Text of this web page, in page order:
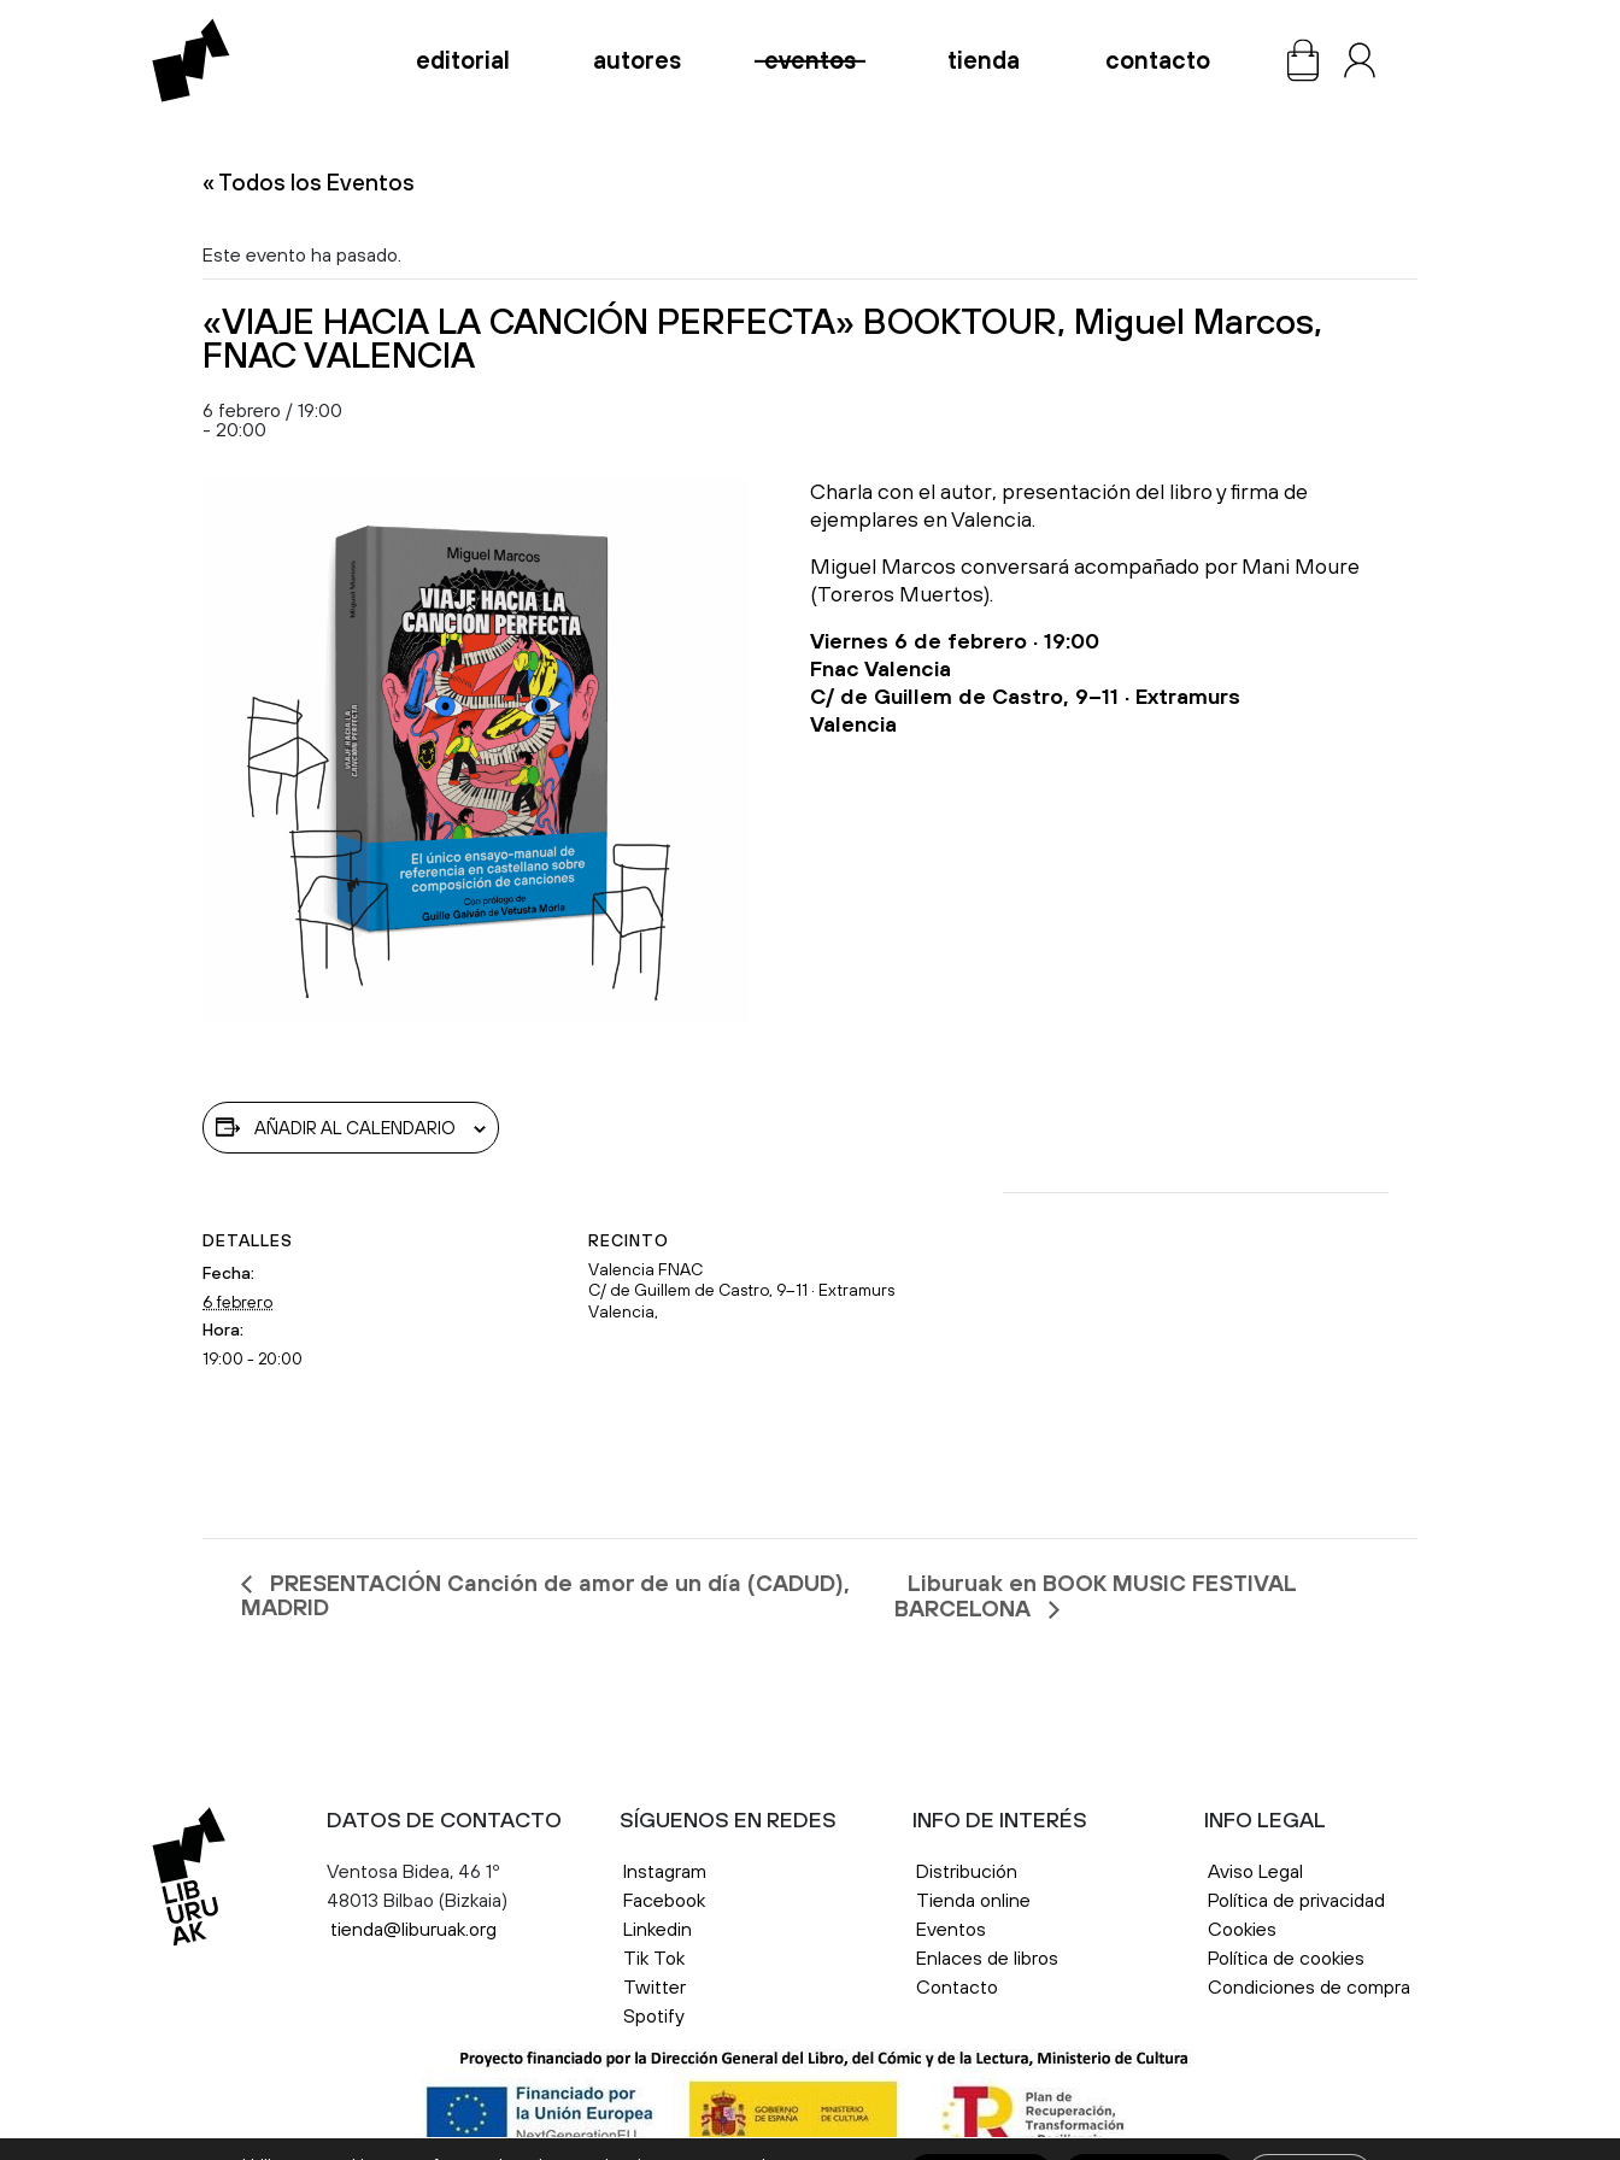
editorial autores eventos tienda contacto
« Todos los Eventos
Este evento ha pasado.
«VIAJE HACIA LA CANCIÓN PERFECTA» BOOKTOUR, Miguel Marcos,
FNAC VALENCIA
6 febrero / 19:00
- 20:00
Charla con el autor, presentación del libro y firma de
ejemplares en Valencia.
Miguel Marcos conversará acompañado por Mani Moure
(Toreros Muertos).
Viernes 6 de febrero · 19:00
Fnac Valencia
C/ de Guillem de Castro, 9–11 · Extramurs
Valencia
AÑADIR AL CALENDARIO
DETALLES
Fecha:
6 febrero
Hora:
19:00 - 20:00
RECINTO
Valencia FNAC
C/ de Guillem de Castro, 9–11 · Extramurs
Valencia,
PRESENTACIÓN Canción de amor de un día (CADUD),
MADRID
Liburuak en BOOK MUSIC FESTIVAL
BARCELONA
DATOS DE CONTACTO
Ventosa Bidea, 46 1º
48013 Bilbao (Bizkaia)
tienda@liburuak.org
SÍGUENOS EN REDES
Instagram
Facebook
Linkedin
Tik Tok
Twitter
Spotify
INFO DE INTERÉS
Distribución
Tienda online
Eventos
Enlaces de libros
Contacto
INFO LEGAL
Aviso Legal
Política de privacidad
Cookies
Política de cookies
Condiciones de compra